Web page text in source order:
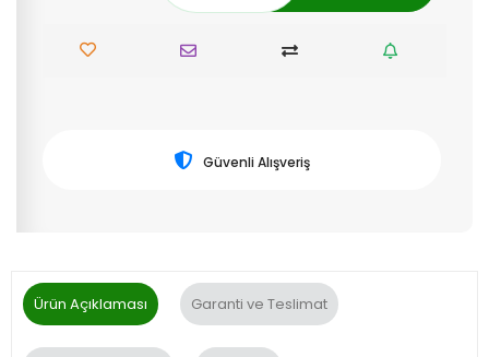
Güvenli Alışveriş
Ürün Açıklaması Garanti ve Teslimat